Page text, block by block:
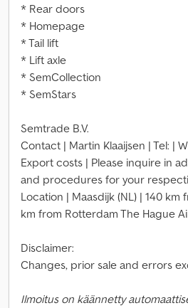
* Rear doors
* Homepage
* Tail lift
* Lift axle
* SemCollection
* SemStars
Semtrade B.V.
Contact | Martin Klaaijsen | Tel: |
Export costs | Please inquire in
and procedures for your
Location | Maasdijk (NL) | 140
km from Rotterdam The Hague
Disclaimer:
Changes, prior sale and errors
Ilmoitus on käännetty